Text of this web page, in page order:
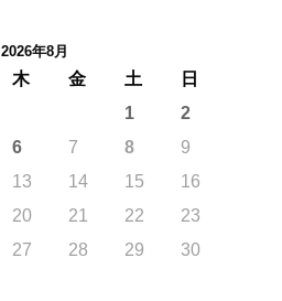
2026年8月
木 金 土
日
1
2
6 7 8
9
13 14 15
16
20 21 22
23
27 28 29
30